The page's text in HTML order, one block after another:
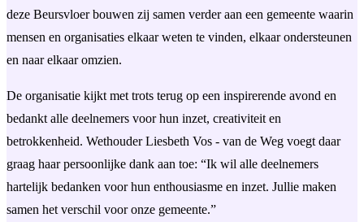
deze Beursvloer bouwen zij samen verder aan een gemeente waarin
mensen en organisaties elkaar weten te vinden, elkaar ondersteunen
en naar elkaar omzien.
De organisatie kijkt met trots terug op een inspirerende avond en
bedankt alle deelnemers voor hun inzet, creativiteit en
betrokkenheid. Wethouder Liesbeth Vos - van de Weg voegt daar
graag haar persoonlijke dank aan toe: “Ik wil alle deelnemers
hartelijk bedanken voor hun enthousiasme en inzet. Jullie maken
samen het verschil voor onze gemeente.”